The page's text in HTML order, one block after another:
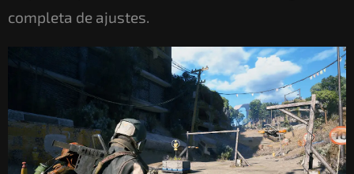
completa de ajustes.